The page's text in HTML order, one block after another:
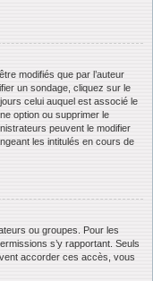
modifiés que par l’auteur
un sondage, cliquez sur le
celui auquel est associé le
option ou supprimer le
peuvent le modifier
les intitulés en cours de
ou groupes. Pour les
s’y rapportant. Seuls
accorder ces accès, vous